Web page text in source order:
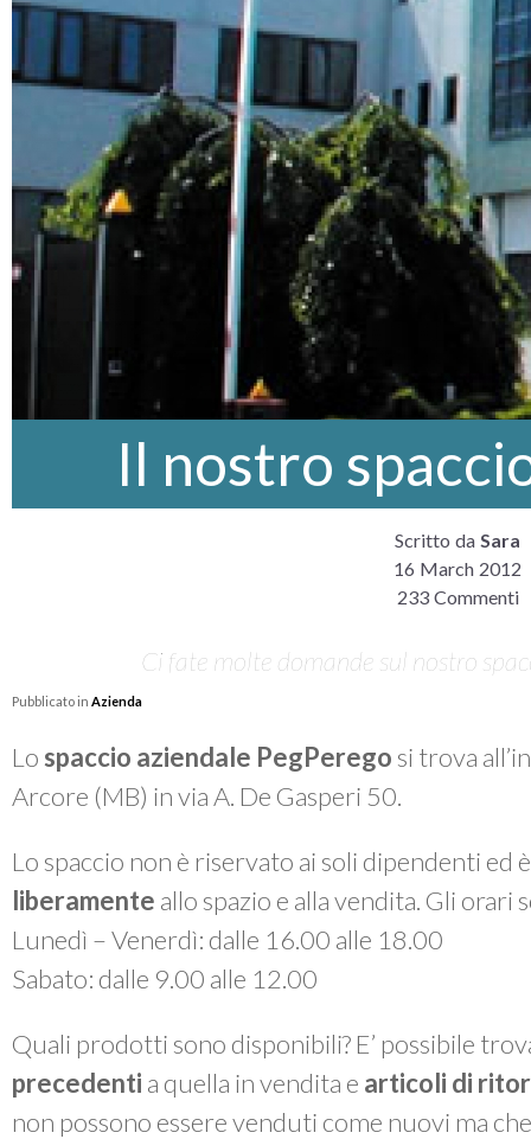
Il nostro
Scritto da Sara
16 March 2012
233 Commenti
Ci fate molte domande sul nostro
Pubblicato in Azienda
Lo spaccio aziendale PegPerego si trova
Arcore (MB) in via A. De Gasperi 50.
Lo spaccio non è riservato ai soli dipendenti ed
liberamente allo spazio e alla vendita. Gli orari
Lunedì – Venerdì: dalle 16.00 alle 18.00
Sabato: dalle 9.00 alle 12.00
Quali prodotti sono disponibili? E’ possibile
precedenti a quella in vendita e articoli di
non possono essere venduti come nuovi ma